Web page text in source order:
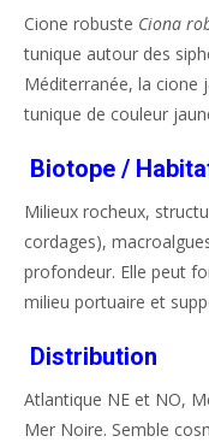
Cione robuste Ciona
tunique autour des
Méditerranée, la cione
tunique de couleur
Biotope /
Milieux rocheux,
cordages),
profondeur. Elle peut
milieu portuaire et
Distribution
Atlantique NE et NO,
Mer Noire. Semble